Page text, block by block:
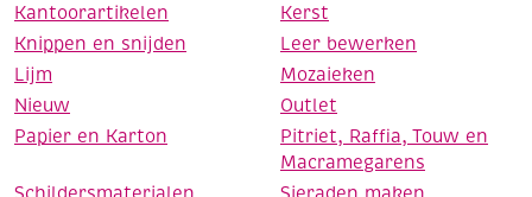
Kantoorartikelen
Kerst
Knippen en snijden
Leer bewerken
Lijm
Mozaieken
Nieuw
Outlet
Papier en Karton
Pitriet, Raffia, Touw en
Macramegarens